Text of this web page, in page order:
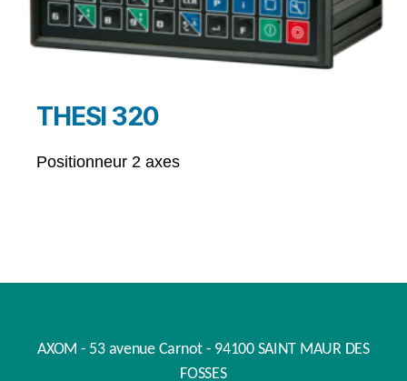
THESI 320
Positionneur 2 axes
AXOM - 53 avenue Carnot - 94100 SAINT MAUR DES
FOSSES